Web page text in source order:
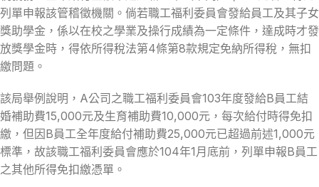
列單申報該管稽徵機關。倘若職工福利委員會發給員工及其子女
獎助學金，係以在校之學業及操行成績為一定條件，達成時才發
放獎學金時，得依所得稅法第4條第8款規定免納所得稅，無扣
繳問題。
該局舉例說明，A公司之職工福利委員會103年度發給B員工結
婚補助費15,000元及生育補助費10,000元，每次給付時得免扣
繳，但因B員工全年度給付補助費25,000元已超過前述1,000元
標準，故該職工福利委員會應於104年1月底前，列單申報B員工
之其他所得免扣繳憑單。